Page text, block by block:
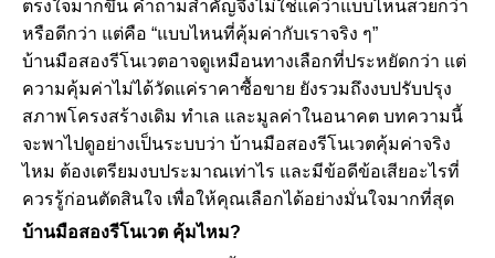
ตรงใจมากขึ้น คำถามสำคัญจึงไม่ใช่แค่ว่าแบบไหนสวยกว่า
หรือดีกว่า แต่คือ “แบบไหนที่คุ้มค่ากับเราจริง ๆ”
บ้านมือสองรีโนเวตอาจดูเหมือนทางเลือกที่ประหยัดกว่า แต่
ความคุ้มค่าไม่ได้วัดแค่ราคาซื้อขาย ยังรวมถึงงบปรับปรุง
สภาพโครงสร้างเดิม ทำเล และมูลค่าในอนาคต บทความนี้
จะพาไปดูอย่างเป็นระบบว่า บ้านมือสองรีโนเวตคุ้มค่าจริง
ไหม ต้องเตรียมงบประมาณเท่าไร และมีข้อดีข้อเสียอะไรที่
ควรรู้ก่อนตัดสินใจ เพื่อให้คุณเลือกได้อย่างมั่นใจมากที่สุด
บ้านมือสองรีโนเวต คุ้มไหม?